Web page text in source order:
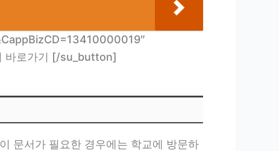
바로가기 [/su_button]
문서가 필요한 경우에는 학교에 방문하